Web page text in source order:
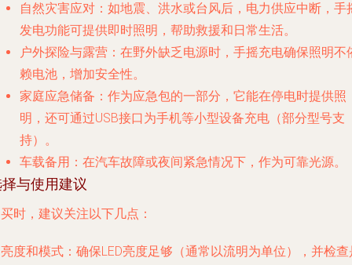
自然灾害应对 ：如地震、洪水或台风后，电力供应中断，手
发电功能可提供即时照明，帮助救援和日常生活。
户外探险与露营 ：在野外缺乏电源时，手摇充电确保照明不
赖电池，增加安全性。
家庭应急储备 ：作为应急包的一部分，它能在停电时提供照
明，还可通过USB接口为手机等小型设备充电（部分型号支
持）。
车载备用 ：在汽车故障或夜间紧急情况下，作为可靠光源。
与使用建议
时，建议关注以下几点：
亮度和模式 ：确保LED亮度足够（通常以流明为单位），并检查